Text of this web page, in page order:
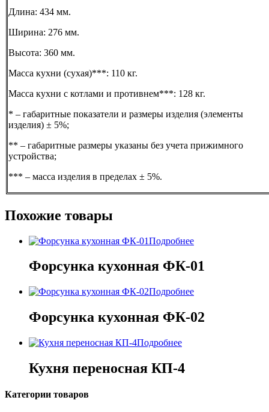
Длина: 434 мм.
Ширина: 276 мм.
Высота: 360 мм.
Масса кухни (сухая)***: 110 кг.
Масса кухни с котлами и противнем***: 128 кг.
* – габаритные показатели и размеры изделия (элементы
изделия) ± 5%;
** – габаритные размеры указаны без учета прижимного
устройства;
*** – масса изделия в пределах ± 5%.
Похожие товары
Подробнее
Форсунка кухонная ФК-01
Подробнее
Форсунка кухонная ФК-02
Подробнее
Кухня переносная КП-4
Категории товаров